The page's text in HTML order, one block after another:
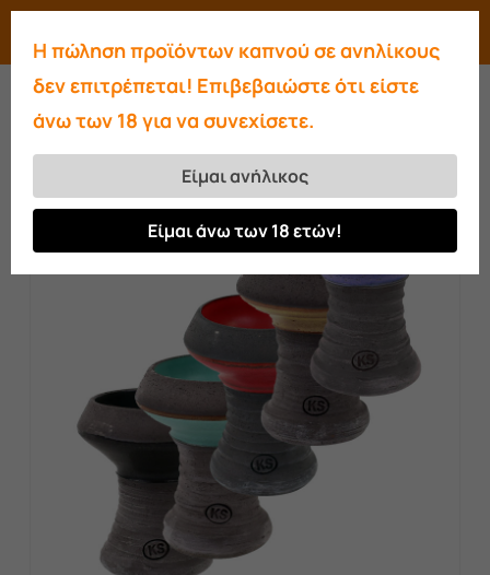
Skip
main
content
searchaccount
Αρχική σελίδα Μπολ Μπολ Ks appo
Close
Η πώληση προϊόντων καπνού σε ανηλίκους
δεν επιτρέπεται! Επιβεβαιώστε ότι είστε
άνω των 18 για να συνεχίσετε.
Είμαι ανήλικος
Είμαι άνω των 18 ετών!